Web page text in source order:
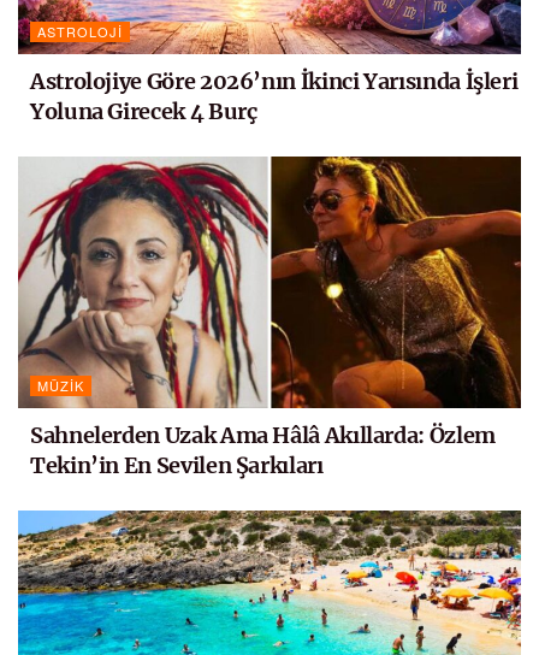
ASTROLOJI
Astrolojiye Göre 2026’nın İkinci Yarısında İşleri
Yoluna Girecek 4 Burç
MÜZIK
Sahnelerden Uzak Ama Hâlâ Akıllarda: Özlem
Tekin’in En Sevilen Şarkıları